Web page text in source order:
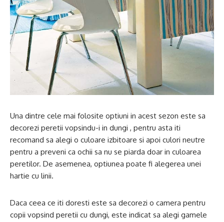
Una dintre cele mai folosite optiuni in acest sezon este sa
decorezi peretii vopsindu-i in dungi , pentru asta iti
recomand sa alegi o culoare izbitoare si apoi culori neutre
pentru a preveni ca ochii sa nu se piarda doar in culoarea
peretilor. De asemenea, optiunea poate fi alegerea unei
hartie cu linii.
Daca ceea ce iti doresti este sa decorezi o camera pentru
copii vopsind peretii cu dungi, este indicat sa alegi gamele